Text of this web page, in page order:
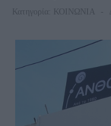
Κατηγορία: ΚΟΙΝΩΝΙΑ